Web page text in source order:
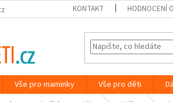
KONTAKT HODNOCENÍ
Vše pro maminky Vše pro děti